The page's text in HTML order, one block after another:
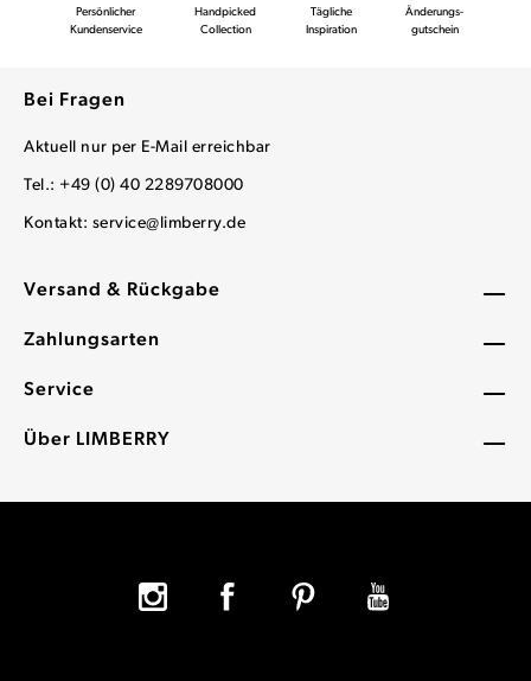
Versand & Rückgabe
Zahlungsarten
Service
Über LIMBERRY
Persönlicher
Kundenservice
Handpicked
Collection
Tägliche
Inspiration
Änderungs-
gutschein
Bei Fragen
Aktuell nur per E-Mail erreichbar
Tel.: +49 (0) 40 2289708000
Kontakt: service@limberry.de